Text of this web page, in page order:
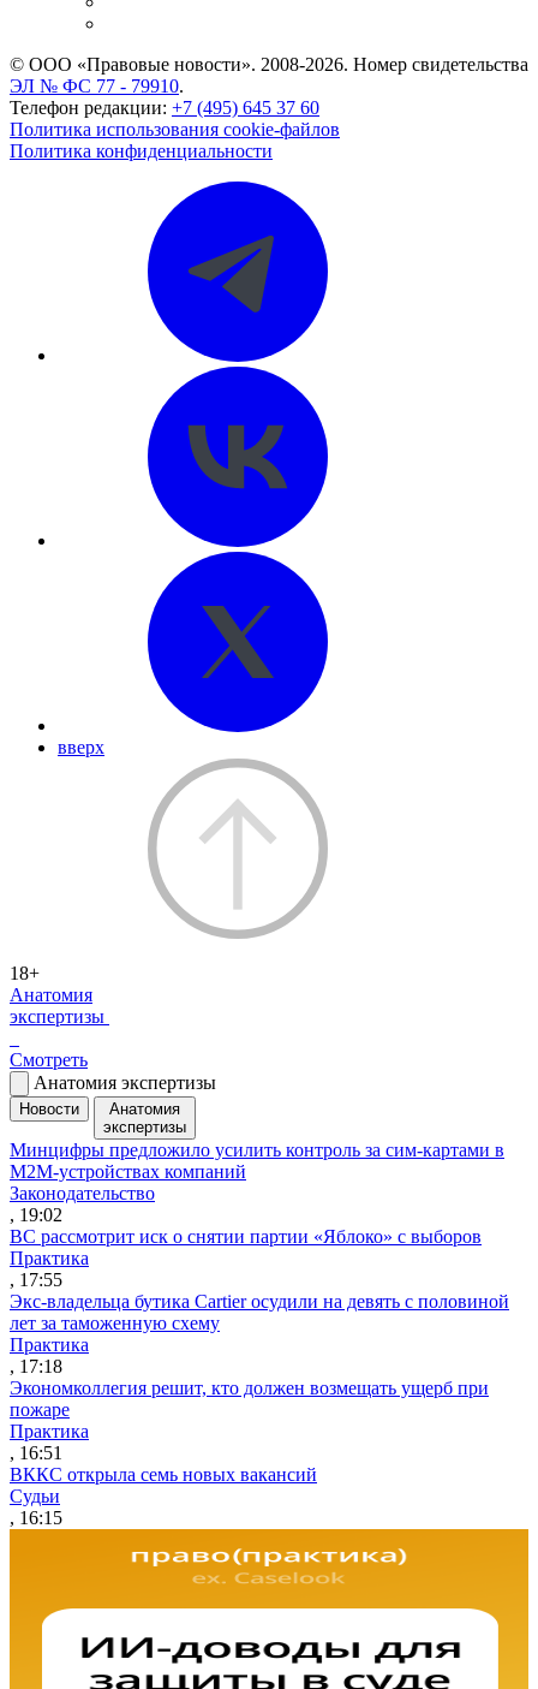
© ООО «Правовые новости». 2008-2026. Номер свидетельства
ЭЛ № ФС 77 - 79910.
Телефон редакции: +7 (495) 645 37 60
Политика использования cookie-файлов
Политика конфиденциальности
вверх
18+
Анатомия
экспертизы
Смотреть
Анатомия экспертизы
Новости
Анатомия
экспертизы
Минцифры предложило усилить контроль за сим-картами в
M2M-устройствах компаний
Законодательство
, 19:02
ВС рассмотрит иск о снятии партии «Яблоко» с выборов
Практика
, 17:55
Экс-владельца бутика Cartier осудили на девять с половиной
лет за таможенную схему
Практика
, 17:18
Экономколлегия решит, кто должен возмещать ущерб при
пожаре
Практика
, 16:51
ВККС открыла семь новых вакансий
Судьи
, 16:15